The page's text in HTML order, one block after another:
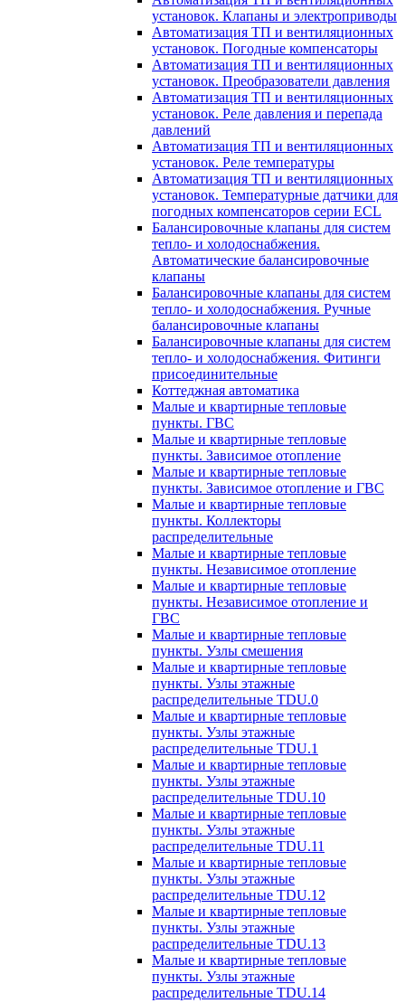
установок. Клапаны и электроприводы
Автоматизация ТП и вентиляционных
установок. Погодные компенсаторы
Автоматизация ТП и вентиляционных
установок. Преобразователи давления
Автоматизация ТП и вентиляционных
установок. Реле давления и перепада
давлений
Автоматизация ТП и вентиляционных
установок. Реле температуры
Автоматизация ТП и вентиляционных
установок. Температурные датчики для
погодных компенсаторов серии ECL
Балансировочные клапаны для систем
тепло- и холодоснабжения.
Автоматические балансировочные
клапаны
Балансировочные клапаны для систем
тепло- и холодоснабжения. Ручные
балансировочные клапаны
Балансировочные клапаны для систем
тепло- и холодоснабжения. Фитинги
присоединительные
Коттеджная автоматика
Малые и квартирные тепловые
пункты. ГВС
Малые и квартирные тепловые
пункты. Зависимое отопление
Малые и квартирные тепловые
пункты. Зависимое отопление и ГВС
Малые и квартирные тепловые
пункты. Коллекторы
распределительные
Малые и квартирные тепловые
пункты. Независимое отопление
Малые и квартирные тепловые
пункты. Независимое отопление и
ГВС
Малые и квартирные тепловые
пункты. Узлы смешения
Малые и квартирные тепловые
пункты. Узлы этажные
распределительные TDU.0
Малые и квартирные тепловые
пункты. Узлы этажные
распределительные TDU.1
Малые и квартирные тепловые
пункты. Узлы этажные
распределительные TDU.10
Малые и квартирные тепловые
пункты. Узлы этажные
распределительные TDU.11
Малые и квартирные тепловые
пункты. Узлы этажные
распределительные TDU.12
Малые и квартирные тепловые
пункты. Узлы этажные
распределительные TDU.13
Малые и квартирные тепловые
пункты. Узлы этажные
распределительные TDU.14